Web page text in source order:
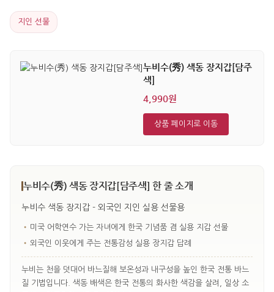
지인 선물
누비수(秀) 색동 장지갑[담주
색]
4,990원
상품 페이지로 이동
누비수(秀) 색동 장지갑[담주색] 한 줄 소개
누비수 색동 장지갑 - 외국인 지인 실용 선물용
• 미국 어학연수 가는 자녀에게 한국 기념품 겸 실용 지갑 선물
• 외국인 이웃에게 주는 전통감성 실용 장지갑 답례
누비는 천을 덧대어 바느질해 보온성과 내구성을 높인 한국 전통 바느
질 기법입니다. 색동 배색은 한국 전통의 화사한 색감을 살려, 일상 소